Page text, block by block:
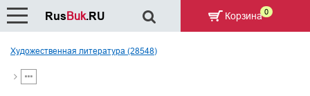
Художественная литература (28548)
RusBuk.RU Корзина 0